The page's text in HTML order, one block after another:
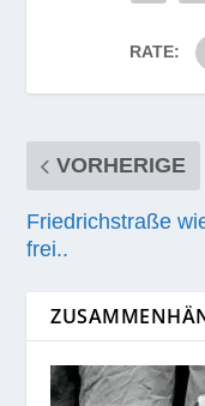
RATE:
VORHERIGE
Friedrichstraße
frei..